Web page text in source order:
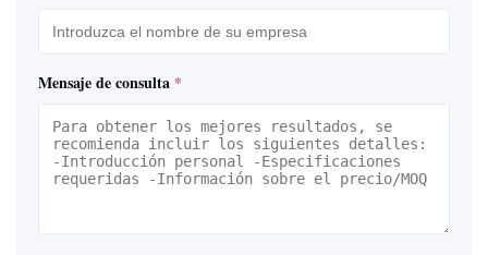
Mensaje de consulta *